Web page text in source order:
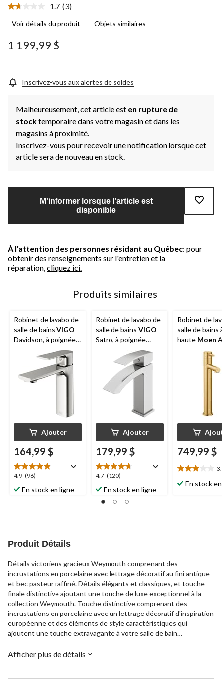
1.7 Lire
3
(3)
Voir détails du produit Objets similaires
1 199,99 $
Inscrivez-vous aux alertes de soldes
Malheureusement, cet article est en rupture de
stocktemporaire dans votre magasin et dans les
magasins à proximité.
Inscrivez-vous pour recevoir une notification lorsque cet
article sera de nouveau en stock.
M'informer lorsque l’article est
disponible
À l'attention des personnes résidant au Québec: pour
obtenir des renseignements sur l'entretien et la
réparation, cliquez ici.
Produits similaires
Robinet de lavabo de
salle de bains VIGO
Davidson, à poignée
simple et trou unique,
certifié WaterSense,
nickel brossé
Ajouter
164,99 $
4.9 (96)
4.9
étoile(s)
sur
En stock en ligne
Robinet de lavabo de
salle de bains VIGO
Satro, à poignée
simple et trou unique,
certifié WaterSense,
nickel brossé
Ajouter
179,99 $
4.7 (120)
4.7
étoile(s)
sur
5.
En stock en ligne
Robinet de
salle de bains
haute Moen
poignée
trou unique,
WaterSense,
749,99 $
3.0
étoile(s)
En stock
Produit Détails
Détails victoriens gracieux Weymouth comprenant des
incrustations en porcelaine avec lettrage décoratif au fini antique
et bec pasteur raffiné. Détails élégants et classiques, et touche
finale distinctive ajoutant une touche de luxe exceptionnel à la
collection Weymouth. Touche distinctive comprenant des
incrustations en porcelaine avec un lettrage décoratif d'inspiration
européenne et des éléments de style caractéristiques qui
ajoutent une touche extravagante à votre salle de bain
allure extravagante.
Afficher plus de détails